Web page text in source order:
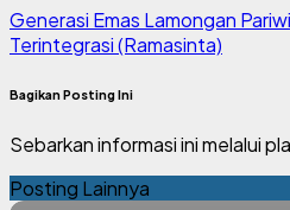
Generasi Emas Lamongan
Terintegrasi (Ramasinta)
Bagikan Posting Ini
Sebarkan informasi ini melalui
Posting Lainnya